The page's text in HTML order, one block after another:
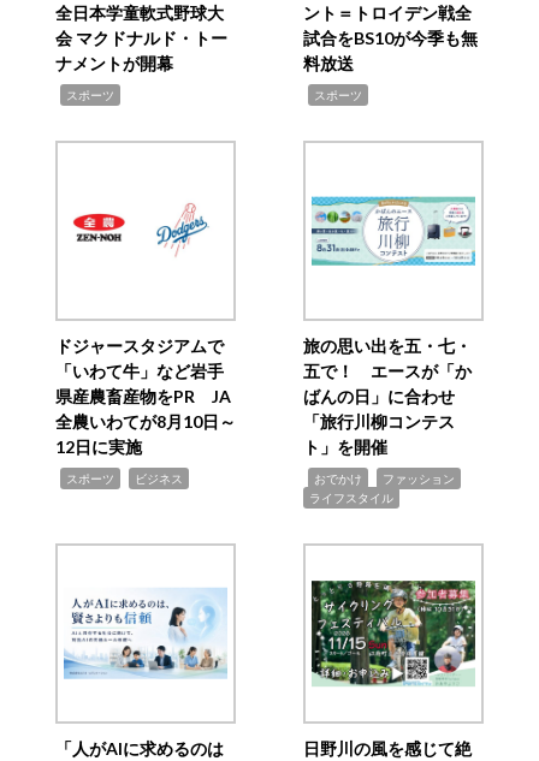
全日本学童軟式野球大
会 マクドナルド・トー
ナメントが開幕
スポーツ
ント＝トロイデン戦全
試合をBS10が今季も無
料放送
スポーツ
ドジャースタジアムで
「いわて牛」など岩手
県産農畜産物をPR JA
全農いわてが8月10日～
12日に実施
スポーツ ビジネス
旅の思い出を五・七・
五で！ エースが「か
ばんの日」に合わせ
「旅行川柳コンテス
ト」を開催
おでかけ ファッション
ライフスタイル
「人がAIに求めるのは
日野川の風を感じて絶